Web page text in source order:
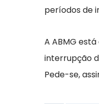
períodos de
A ABMG
interrupção
Pede-se,